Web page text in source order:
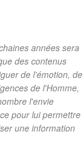
années sera
des contenus
de l'émotion, de
de l'Homme,
l'envie
pour lui permettre
une information